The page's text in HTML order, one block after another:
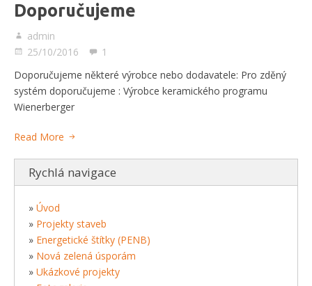
Doporučujeme
admin
25/10/2016
1
Doporučujeme některé výrobce nebo dodavatele: Pro zděný
systém doporučujeme : Výrobce keramického programu
Wienerberger
Read More
Rychlá navigace
» Úvod
» Projekty staveb
» Energetické štítky (PENB)
» Nová zelená úsporám
» Ukázkové projekty